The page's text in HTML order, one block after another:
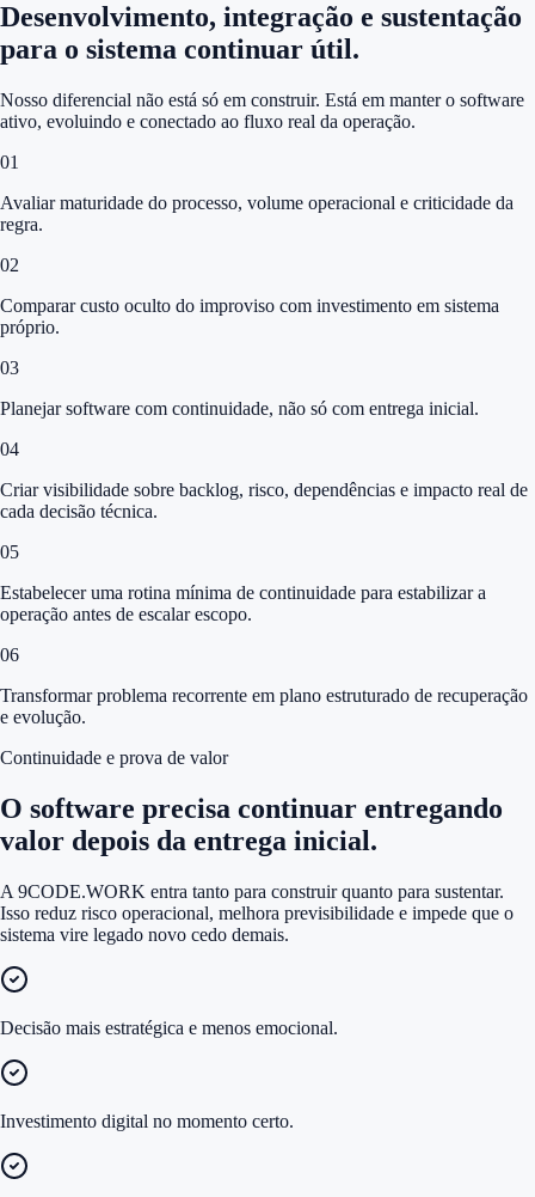
Desenvolvimento, integração e sustentação
para o sistema continuar útil.
Nosso diferencial não está só em construir. Está em manter o software
ativo, evoluindo e conectado ao fluxo real da operação.
01
Avaliar maturidade do processo, volume operacional e criticidade da
regra.
02
Comparar custo oculto do improviso com investimento em sistema
próprio.
03
Planejar software com continuidade, não só com entrega inicial.
04
Criar visibilidade sobre backlog, risco, dependências e impacto real de
cada decisão técnica.
05
Estabelecer uma rotina mínima de continuidade para estabilizar a
operação antes de escalar escopo.
06
Transformar problema recorrente em plano estruturado de recuperação
e evolução.
Continuidade e prova de valor
O software precisa continuar entregando
valor depois da entrega inicial.
A 9CODE.WORK entra tanto para construir quanto para sustentar.
Isso reduz risco operacional, melhora previsibilidade e impede que o
sistema vire legado novo cedo demais.
Decisão mais estratégica e menos emocional.
Investimento digital no momento certo.